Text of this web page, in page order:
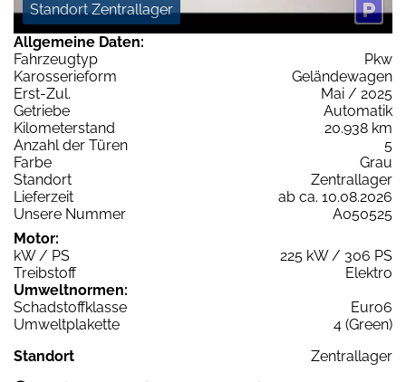
Standort Zentrallager
Allgemeine Daten:
Fahrzeugtyp
Pkw
Karosserieform
Geländewagen
Erst-Zul.
Mai / 2025
Getriebe
Automatik
Kilometerstand
20.938 km
Anzahl der Türen
5
Farbe
Grau
Standort
Zentrallager
Lieferzeit
ab ca. 10.08.2026
Unsere Nummer
A050525
Motor:
kW / PS
225 kW / 306 PS
Treibstoff
Elektro
Umweltnormen:
Schadstoffklasse
Euro6
Umweltplakette
4 (Green)
Standort
Zentrallager